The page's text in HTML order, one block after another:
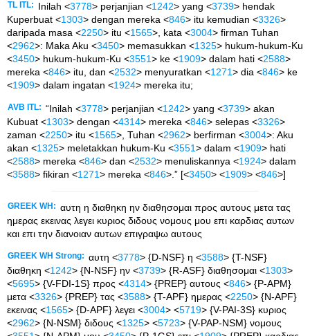
TL ITL: Inilah <3778> perjanjian <1242> yang <3739> hendak
Kuperbuat <1303> dengan mereka <846> itu kemudian <3326>
daripada masa <2250> itu <1565>, kata <3004> firman Tuhan
<2962>: Maka Aku <3450> memasukkan <1325> hukum-hukum-Ku
<3450> hukum-hukum-Ku <3551> ke <1909> dalam hati <2588>
mereka <846> itu, dan <2532> menyuratkan <1271> dia <846> ke
<1909> dalam ingatan <1924> mereka itu;
AVB ITL: “Inilah <3778> perjanjian <1242> yang <3739> akan
Kubuat <1303> dengan <4314> mereka <846> selepas <3326>
zaman <2250> itu <1565>, Tuhan <2962> berfirman <3004>: Aku
akan <1325> meletakkan hukum-Ku <3551> dalam <1909> hati
<2588> mereka <846> dan <2532> menuliskannya <1924> dalam
<3588> fikiran <1271> mereka <846>.” [<3450> <1909> <846>]
GREEK WH: αυτη η διαθηκη ην διαθησομαι προς αυτους μετα τας
ημερας εκεινας λεγει κυριος διδους νομους μου επι καρδιας αυτων
και επι την διανοιαν αυτων επιγραψω αυτους
GREEK WH Strong: αυτη <3778> {D-NSF} η <3588> {T-NSF}
διαθηκη <1242> {N-NSF} ην <3739> {R-ASF} διαθησομαι <1303>
<5695> {V-FDI-1S} προς <4314> {PREP} αυτους <846> {P-APM}
μετα <3326> {PREP} τας <3588> {T-APF} ημερας <2250> {N-APF}
εκεινας <1565> {D-APF} λεγει <3004> <5719> {V-PAI-3S} κυριος
<2962> {N-NSM} διδους <1325> <5723> {V-PAP-NSM} νομους